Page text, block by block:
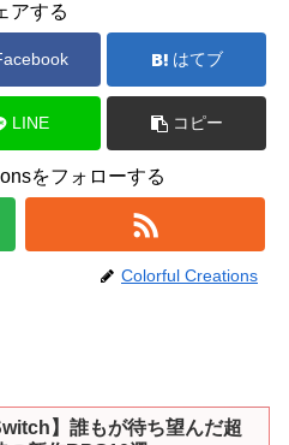
アする
はてブ
LINE コピー
をフォローする
Colorful Creations
】誰もが待ち望んだ超